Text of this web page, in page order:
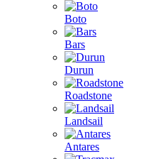
Boto
Bars
Durun
Roadstone
Landsail
Antares